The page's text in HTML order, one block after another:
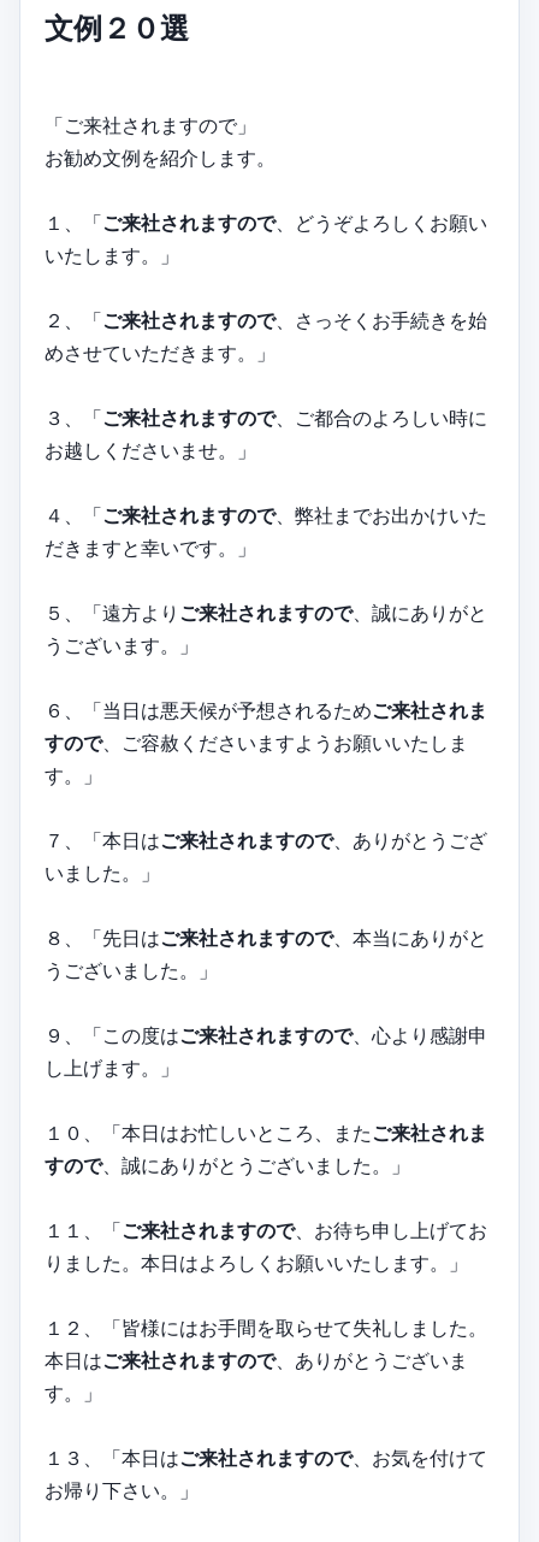
文例２０選
「ご来社されますので」
お勧め文例を紹介します。
１、「ご来社されますので、どうぞよろしくお願い
いたします。」
２、「ご来社されますので、さっそくお手続きを始
めさせていただきます。」
３、「ご来社されますので、ご都合のよろしい時に
お越しくださいませ。」
４、「ご来社されますので、弊社までお出かけいた
だきますと幸いです。」
５、「遠方より ご来社されますので、誠にありがと
うございます。」
６、「当日は悪天候が予想されるためご来社されま
すので、ご容赦くださいますようお願いいたしま
す。」
７、「本日はご来社されますので、ありがとうござ
いました。」
８、「先日はご来社されますので、本当にありがと
うございました。」
９、「この度はご来社されますので、心より感謝申
し上げます。」
１０、「本日はお忙しいところ、またご来社されま
すので、誠にありがとうございました。」
１１、「ご来社されますので、お待ち申し上げてお
りました。本日はよろしくお願いいたします。」
１２、「皆様にはお手間を取らせて失礼しました。
本日はご来社されますので、ありがとうございま
す。」
１３、「本日はご来社されますので、お気を付けて
お帰り下さい。」